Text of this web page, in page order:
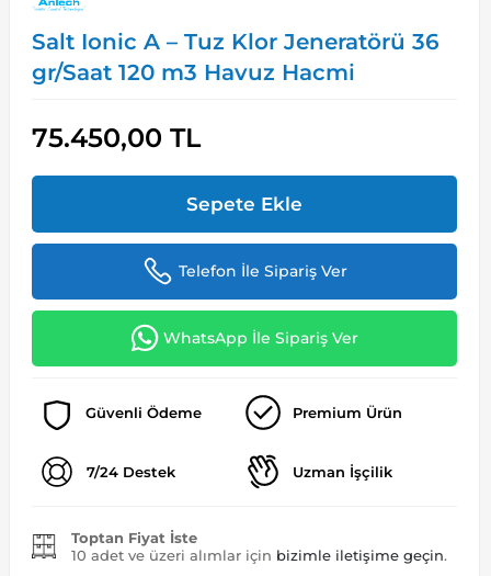
Salt Ionic A – Tuz Klor Jeneratörü 36
gr/Saat 120 m3 Havuz Hacmi
75.450,00 TL
Sepete Ekle
Telefon İle Sipariş Ver
WhatsApp İle Sipariş Ver
Güvenli Ödeme Premium Ürün
7/24 Destek Uzman İşçilik
Toptan Fiyat İste
10 adet ve üzeri alımlar için bizimle iletişime geçin.